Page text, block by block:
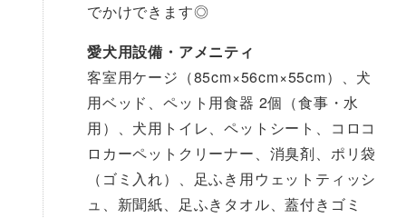
でかけできます◎
愛犬用設備・アメニティ
客室用ケージ（85cm×56cm×55cm）、犬
用ベッド、ペット用食器 2個（食事・水
用）、犬用トイレ、ペットシート、コロコ
ロカーペットクリーナー、消臭剤、ポリ袋
（ゴミ入れ）、足ふき用ウェットティッシ
ュ、新聞紙、足ふきタオル、蓋付きゴミ